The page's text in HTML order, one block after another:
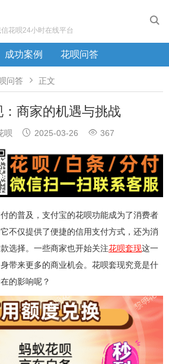

花呗24小时在线平台
成功案例 花呗问答
问答  正文
商家的机遇与挑战
呗  2025-03-26  367
的普及，支付宝的花呗功能成为了消费者
不仅提供了便捷的信用支付方式，还为消
选择。一些商家也开始关注花呗套现这一
带来更多的商业机会。花呗套现究竟是什
的影响呢？